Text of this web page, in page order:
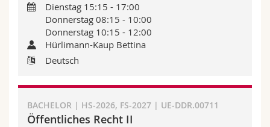
MyUnifr
Dienstag 15:15 - 17:00
Donnerstag 08:15 - 10:00
Donnerstag 10:15 - 12:00
Hürlimann-Kaup Bettina
Deutsch
BACHELOR | HS-2026, FS-2027 | UE-DDR.00711
Öffentliches Recht II